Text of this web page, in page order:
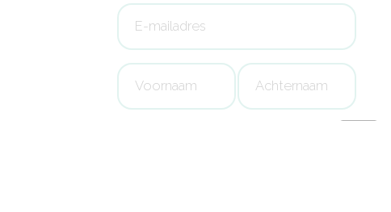
Newsletter
Signup
Voornaam Achternaam